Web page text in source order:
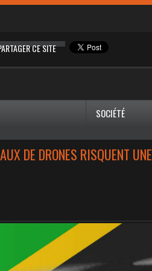
CE SITE
SOCIÉTÉ
DE DRONES RISQUENT UNE